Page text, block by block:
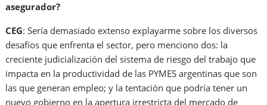
asegurador?
CEG: Sería demasiado extenso explayarme sobre los diversos
desafíos que enfrenta el sector, pero menciono dos: la
creciente judicialización del sistema de riesgo del trabajo que
impacta en la productividad de las PYMES argentinas que son
las que generan empleo; y la tentación que podría tener un
nuevo gobierno en la apertura irrestricta del mercado de